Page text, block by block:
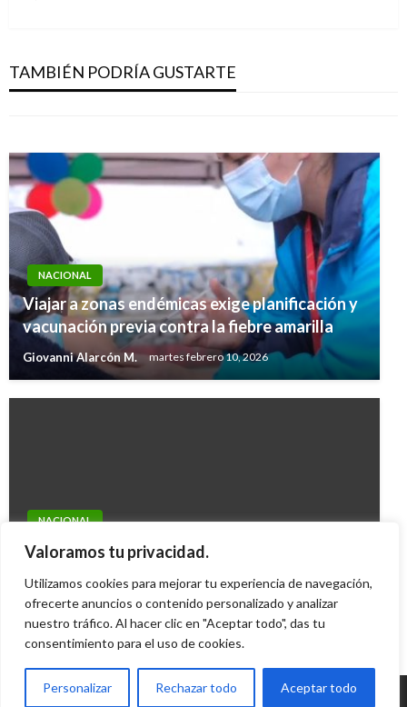
Valoramos tu privacidad.
Utilizamos cookies para mejorar tu experiencia de navegación,
ofrecerte anuncios o contenido personalizado y analizar
nuestro tráfico. Al hacer clic en "Aceptar todo", das tu
consentimiento para el uso de cookies.
Personalizar Rechazar todo Aceptar todo
TAMBIÉN PODRÍA GUSTARTE
reportan desabastecimiento de agua
Iván Briceño miércoles enero 30, 2019
jueves 8 de septiembre en Colombia
NACIONAL
Viajar a zonas endémicas exige planificación y
vacunación previa contra la fiebre amarilla
Giovanni Alarcón M. martes febrero 10, 2026
NACIONAL
Hubo irregularidades en el censo sindical:
Manuel Reyes Beltran jueves mayo 19, 2016